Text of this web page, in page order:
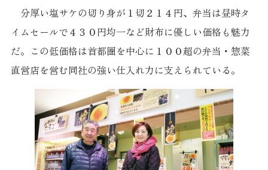
分厚い塩サケの切り身が１切２１４円、弁当は昼時タ
イムセールで４３０円均一など財布に優しい価格も魅力
だ。この低価格は首都圏を中心に１００超の弁当・惣菜
直営店を営む同社の強い仕入れ力に支えられている。